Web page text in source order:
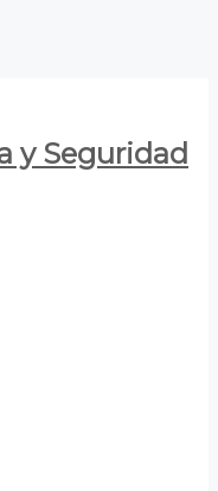
y Seguridad